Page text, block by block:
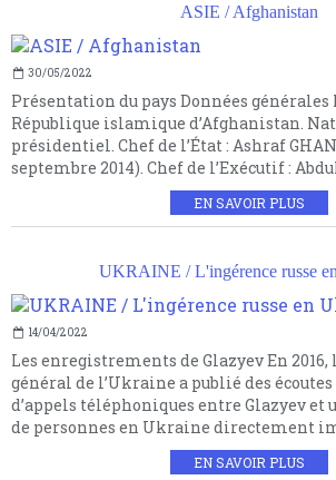
ASIE / Afghanistan
30/05/2022
Présentation du pays Données
République islamique d’Afghanistan.
présidentiel. Chef de l’État : Ashraf
septembre 2014). Chef de l’Exécutif :
EN SAVOIR PLUS
UKRAINE / L'ingérence russe
14/04/2022
Les enregistrements de Glazyev En
général de l’Ukraine a publié des
d’appels téléphoniques entre Glazyev et
de personnes en Ukraine directement
EN SAVOIR PLUS